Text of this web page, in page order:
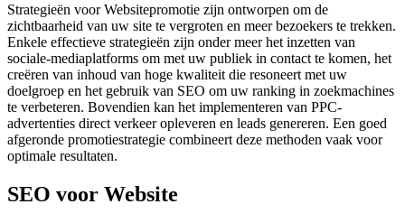
Strategieën voor Websitepromotie zijn ontworpen om de
zichtbaarheid van uw site te vergroten en meer bezoekers te trekken.
Enkele effectieve strategieën zijn onder meer het inzetten van
sociale-mediaplatforms om met uw publiek in contact te komen, het
creëren van inhoud van hoge kwaliteit die resoneert met uw
doelgroep en het gebruik van SEO om uw ranking in zoekmachines
te verbeteren. Bovendien kan het implementeren van PPC-
advertenties direct verkeer opleveren en leads genereren. Een goed
afgeronde promotiestrategie combineert deze methoden vaak voor
optimale resultaten.
SEO voor Website